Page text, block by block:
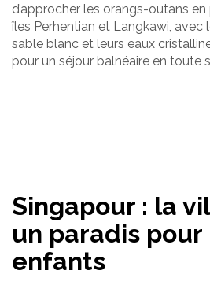
d’approcher les orangs-outans
îles Perhentian et Langkawi, avec
sable blanc et leurs eaux
pour un séjour balnéaire en toute
Singapour : la
un paradis pour
enfants